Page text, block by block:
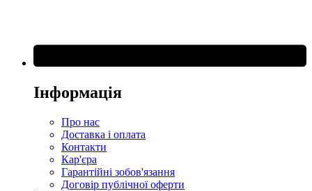
Інформація
Про нас
Доставка і оплата
Контакти
Кар'єра
Гарантійні зобов'язання
Договір публічної оферти